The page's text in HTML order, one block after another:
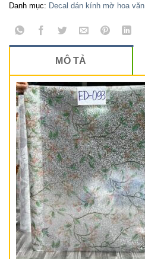
Danh mục: Decal dán kính mờ hoa văn
MÔ TẢ